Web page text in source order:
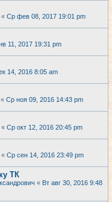
« Ср фев 08, 2017 19:01 pm
11, 2017 19:31 pm
14, 2016 8:05 am
« Ср ноя 09, 2016 14:43 pm
« Ср окт 12, 2016 20:45 pm
« Ср сен 14, 2016 23:49 pm
ТК
« Вт авг 30, 2016 9:48